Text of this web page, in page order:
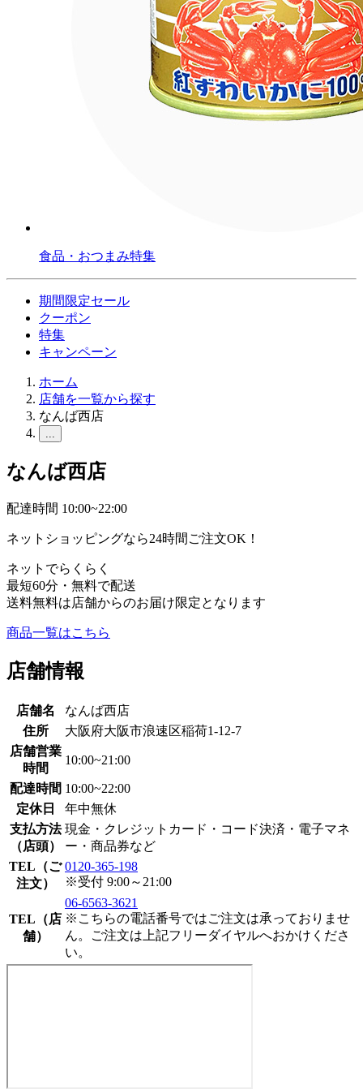
食品・おつまみ特集
期間限定セール
クーポン
特集
キャンペーン
ホーム
店舗を一覧から探す
なんば西店
...
なんば西店
配達時間 10:00~22:00
ネットショッピングなら24時間ご注文OK！
ネットでらくらく
最短60分・無料で配送
送料無料は店舗からのお届け限定となります
商品一覧はこちら
店舗情報
店舗名
なんば西店
住所
大阪府大阪市浪速区稲荷1-12-7
店舗営業
時間
10:00~21:00
配達時間 10:00~22:00
定休日
年中無休
支払方法
（店頭）
現金・クレジットカード・コード決済・電子マネ
ー・商品券など
TEL（ご
注文）
0120-365-198
※受付 9:00～21:00
TEL（店
舗）
06-6563-3621
※こちらの電話番号ではご注文は承っておりませ
ん。ご注文は上記フリーダイヤルへおかけくださ
い。